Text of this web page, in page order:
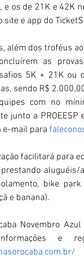
e os de 21K e 42K
site e app do
além dos troféus
as
5K + 21K ou
sendo R$
com no
junto a
e-mail para
facilitará para
bike
e banana).
Novembro